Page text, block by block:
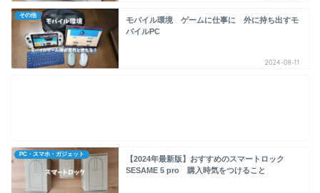
その他
モバイル環境 ゲームに仕事に 外に持ち出すモ
バイルPC
2024-08-11
PC・スマホ・ガジェット
【2024年最新版】おすすめのスマートロック
SESAME 5 pro 購入時気をつけること